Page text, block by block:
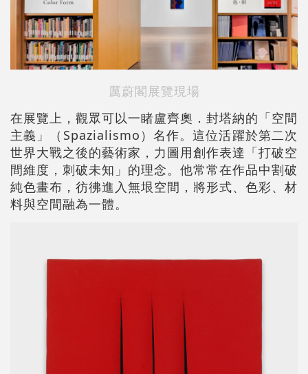
厲蔚閣展覽現場
在展覽上，觀眾可以一睹盧齊奧．封塔納的「空間
主義」（Spazialismo）名作。這位活躍於第二次
世界大戰之後的藝術家，力圖用創作表達「打破空
間維度，刺破未知」的理念。他常常在作品中割破
純色畫布，彷彿進入無垠空間，將形式、色彩、材
料與空間融為一體。